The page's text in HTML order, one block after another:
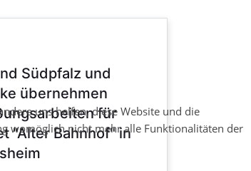
Südpfalz und
übernehmen
für
"Alter Bahnhof" in
uns helfen, diese Website und die
womöglich nicht mehr alle Funktionalitäten der